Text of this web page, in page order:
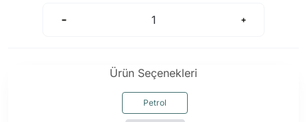
Ürün Seçenekleri
Petrol